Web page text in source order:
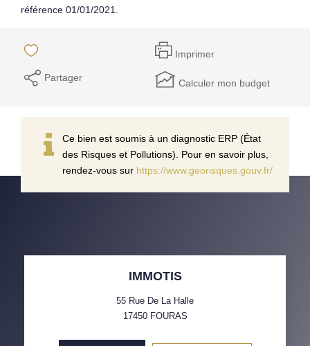
référence 01/01/2021.
Imprimer
Partager Calculer mon budget
Ce bien est soumis à un diagnostic ERP (État
des Risques et Pollutions). Pour en savoir plus,
rendez-vous sur https://www.georisques.gouv.fr/
IMMOTIS
55 Rue De La Halle
17450 FOURAS